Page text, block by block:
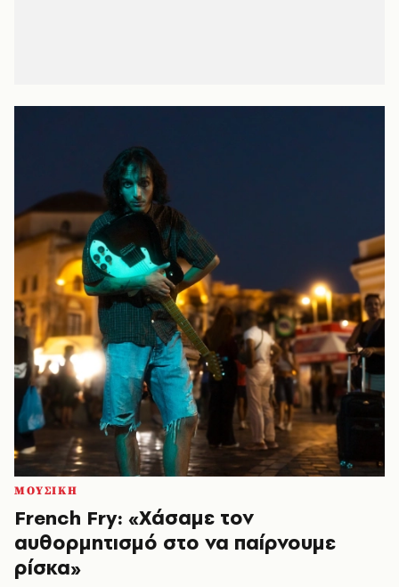
ΜΟΥΣΙΚΗ
French Fry: «Χάσαμε τον
αυθορμητισμό στο να παίρνουμε
ρίσκα»